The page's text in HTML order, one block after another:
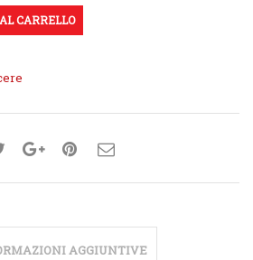
CARRELLO
AGGIUNTIVE